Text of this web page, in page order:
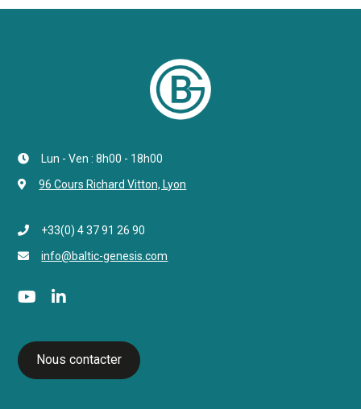
Lun - Ven : 8h00 - 18h00
96 Cours Richard Vitton, Lyon
+33(0) 4 37 91 26 90
info@baltic-genesis.com
Nous contacter